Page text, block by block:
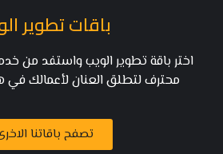
باقات تطوير
اختر باقة تطوير الويب واستفد من
محترف لتطلق العنان لأعمالك في
تصفح باقاتنا